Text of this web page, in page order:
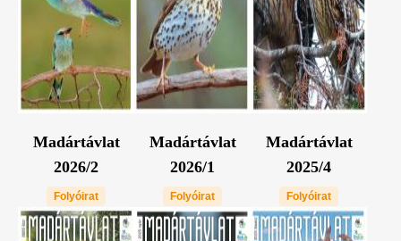
Madártávlat
2026/2
Folyóirat
Madártávlat
2026/1
Folyóirat
Madártávlat
2025/4
Folyóirat